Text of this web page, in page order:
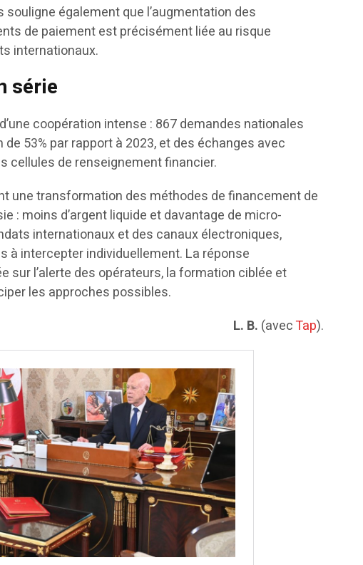
également que l’augmentation des
de paiement est précisément liée au risque
internationaux.
série
coopération intense : 867 demandes nationales
53% par rapport à 2023, et des échanges avec
cellules de renseignement financier.
une transformation des méthodes de financement de
: moins d’argent liquide et davantage de micro-
internationaux et des canaux électroniques,
à intercepter individuellement. La réponse
sur l’alerte des opérateurs, la formation ciblée et
les approches possibles.
L. B. (avecTap).